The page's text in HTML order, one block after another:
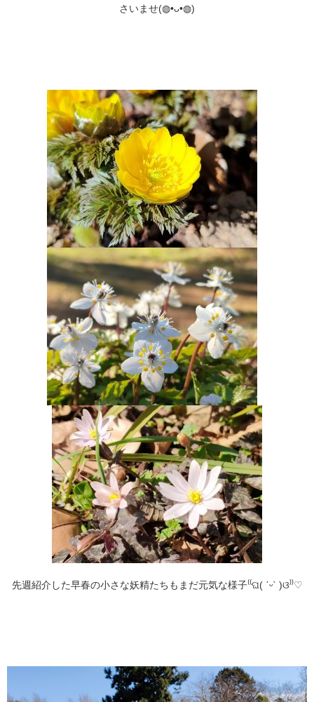
さいませ(⁠◍⁠•⁠ᴗ⁠•⁠◍⁠)
先週紹介した早春の小さな妖精たちもまだ元気な様子⁽⁠⁽⁠ଘ⁠(⁠ ⁠ˊ⁠ᵕ⁠ˋ⁠ ⁠)⁠ଓ⁠⁾⁠⁾♡